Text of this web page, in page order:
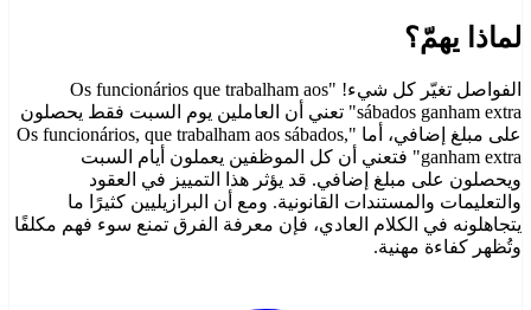
لماذا يهمّ؟
الفواصل تغيّر كل شيء! "Os funcionários que trabalham aos
sábados ganham extra" تعني أن العاملين يوم السبت فقط يحصلون
على مبلغ إضافي، أما "Os funcionários, que trabalham aos sábados,
ganham extra" فتعني أن كل الموظفين يعملون أيام السبت
ويحصلون على مبلغ إضافي. قد يؤثر هذا التمييز في العقود
والتعليمات والمستندات القانونية. ومع أن البرازيليين كثيرًا ما
يتجاهلونه في الكلام العادي، فإن معرفة الفرق تمنع سوء فهم مكلفًا
وتُظهر كفاءة مهنية.